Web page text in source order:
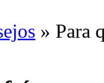
» Para